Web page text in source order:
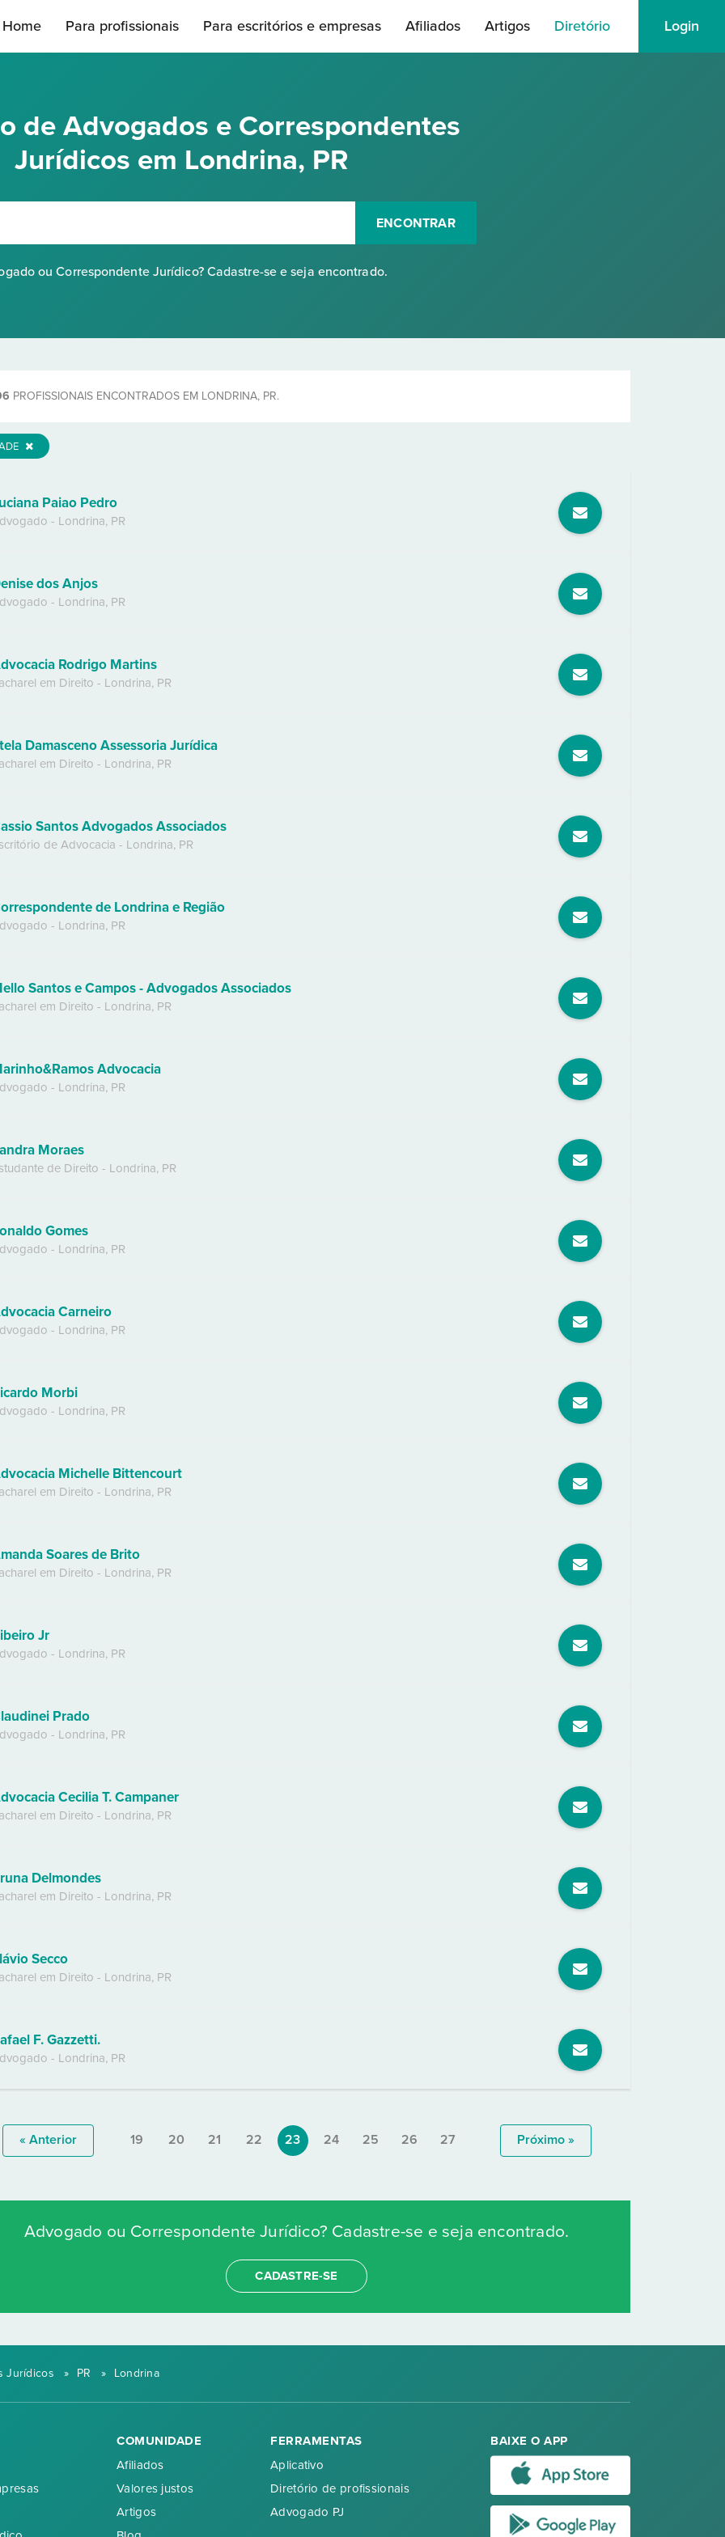
Home Para profissionais Para escritórios e empresas Afiliados Artigos Diretório Login
de Advogados e Correspondentes
Jurídicos em Londrina, PR
ENCONTRAR
ou Correspondente Jurídico? Cadastre-se e seja encontrado.
PROFISSIONAIS ENCONTRADOS EM LONDRINA, PR.
Paiao Pedro
- Londrina, PR
dos Anjos
- Londrina, PR
Rodrigo Martins
em Direito - Londrina, PR
Damasceno Assessoria Jurídica
em Direito - Londrina, PR
Santos Advogados Associados
de Advocacia - Londrina, PR
de Londrina e Região
- Londrina, PR
Santos e Campos - Advogados Associados
em Direito - Londrina, PR
Advocacia
- Londrina, PR
Moraes
de Direito - Londrina, PR
Gomes
- Londrina, PR
Carneiro
- Londrina, PR
Morbi
- Londrina, PR
Michelle Bittencourt
em Direito - Londrina, PR
Soares de Brito
em Direito - Londrina, PR
Jr
- Londrina, PR
Prado
- Londrina, PR
Cecilia T. Campaner
em Direito - Londrina, PR
Delmondes
em Direito - Londrina, PR
Secco
em Direito - Londrina, PR
F. Gazzetti.
- Londrina, PR
« Anterior 19 20 21 22 23 24 25 26 27 Próximo »
Advogado ou Correspondente Jurídico? Cadastre-se e seja encontrado.
CADASTRE-SE
Jurídicos » PR » Londrina
COMUNIDADE
Afiliados
Valores justos
Artigos
FERRAMENTAS
Aplicativo
Diretório de profissionais
Advogado PJ
BAIXE O APP